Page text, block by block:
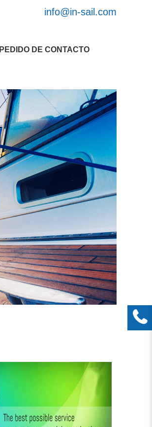
info@in-sail.com
PEDIDO DE CONTACTO